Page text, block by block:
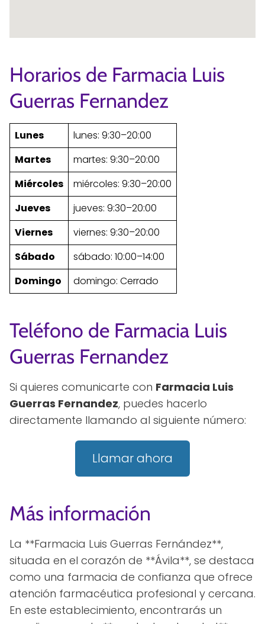
Horarios de Farmacia Luis
Guerras Fernandez
Lunes
lunes: 9:30–20:00
Martes
martes: 9:30–20:00
Miércoles
miércoles: 9:30–20:00
Jueves
jueves: 9:30–20:00
Viernes
viernes: 9:30–20:00
Sábado
sábado: 10:00–14:00
Domingo
domingo: Cerrado
Teléfono de Farmacia Luis
Guerras Fernandez
Si quieres comunicarte con Farmacia Luis
Guerras Fernandez, puedes hacerlo
directamente llamando al siguiente número:
Llamar ahora
Más información
La **Farmacia Luis Guerras Fernández**,
situada en el corazón de **Ávila**, se destaca
como una farmacia de confianza que ofrece
atención farmacéutica profesional y cercana.
En este establecimiento, encontrarás un